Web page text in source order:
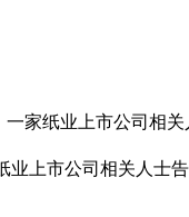
家纸业上市公司相
上市公司相关人士